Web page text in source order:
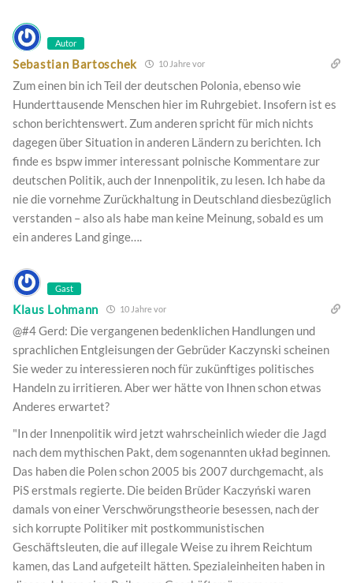
Autor
Sebastian Bartoschek 10 Jahre vor
Zum einen bin ich Teil der deutschen Polonia, ebenso wie
Hunderttausende Menschen hier im Ruhrgebiet. Insofern ist es
schon berichtenswert. Zum anderen spricht für mich nichts
dagegen über Situation in anderen Ländern zu berichten. Ich
finde es bspw immer interessant polnische Kommentare zur
deutschen Politik, auch der Innenpolitik, zu lesen. Ich habe da
nie die vornehme Zurückhaltung in Deutschland diesbezüglich
verstanden – also als habe man keine Meinung, sobald es um
ein anderes Land ginge….
Gast
Klaus Lohmann 10 Jahre vor
@#4 Gerd: Die vergangenen bedenklichen Handlungen und
sprachlichen Entgleisungen der Gebrüder Kaczynski scheinen
Sie weder zu interessieren noch für zukünftiges politisches
Handeln zu irritieren. Aber wer hätte von Ihnen schon etwas
Anderes erwartet?
"In der Innenpolitik wird jetzt wahrscheinlich wieder die Jagd
nach dem mythischen Pakt, dem sogenannten układ beginnen.
Das haben die Polen schon 2005 bis 2007 durchgemacht, als
PiS erstmals regierte. Die beiden Brüder Kaczyński waren
damals von einer Verschwörungstheorie besessen, nach der
sich korrupte Politiker mit postkommunistischen
Geschäftsleuten, die auf illegale Weise zu ihrem Reichtum
kamen, das Land aufgeteilt hätten. Spezialeinheiten haben in